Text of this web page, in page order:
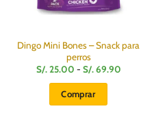
Dingo Mini Bones – Snack para
perros
S/.25.00 - S/.69.90Rango
Comprar